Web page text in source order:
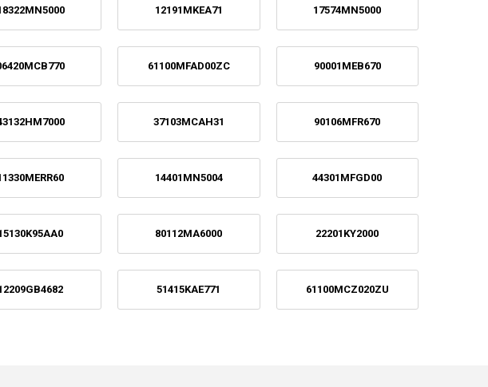
12191MKEA71 17574MN5000
61100MFAD00ZC 90001MEB670
37103MCAH31 90106MFR670
14401MN5004 44301MFGD00
80112MA6000 22201KY2000
51415KAE771 61100MCZ020ZU